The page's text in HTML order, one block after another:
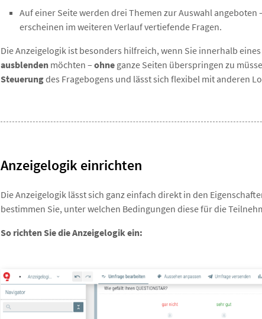
Auf einer Seite werden drei Themen zur Auswahl angeboten
erscheinen im weiteren Verlauf vertiefende Fragen.
Die Anzeigelogik ist besonders hilfreich, wenn Sie innerhalb
ausblenden möchten –ohne ganze Seiten überspringen zu
Steuerungdes Fragebogens und lässt sich flexibel mit anderen
Anzeigelogik einrichten
Die Anzeigelogik lässt sich ganz einfach direkt in den
bestimmen Sie, unter welchen Bedingungen diese für die
So richten Sie die Anzeigelogik ein: